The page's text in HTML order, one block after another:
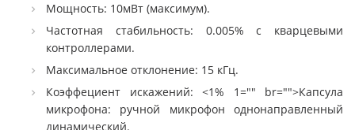
Мощность: 10мВт (максимум).
Частотная стабильность: 0.005% с кварцевыми
контроллерами.
Максимальное отклонение: 15 кГц.
Коэффециент искажений: <1% 1="" br="">Капсула
микрофона: ручной микрофон однонаправленный
динамический.